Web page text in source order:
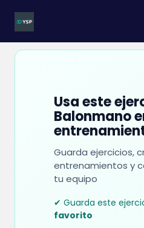
Usa este
Balonmano
Guarda ejercicios,
entrenamientos y
tu equipo
✔ Guarda este
favorito